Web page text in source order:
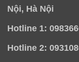
Nội, Hà Nội
Hotline 1:
Hotline 2: